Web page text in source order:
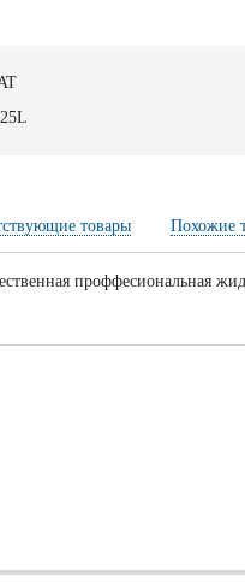
товары Похожие
проффесиональная